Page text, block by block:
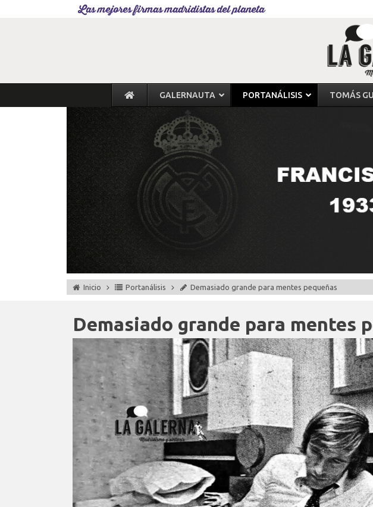
Las mejores firmas madridistas del planeta
GALERNAUTA PORTANÁLISIS TOMÁS
Inicio Portanálisis Demasiado grande para mentes pequeñas
Demasiado grande para mentes